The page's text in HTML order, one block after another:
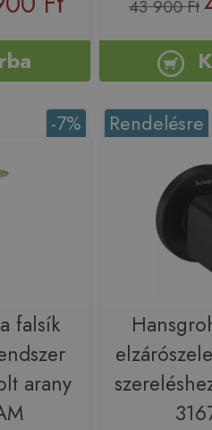
43 900 Ft
-7%
falsík
arany
Rendelésre